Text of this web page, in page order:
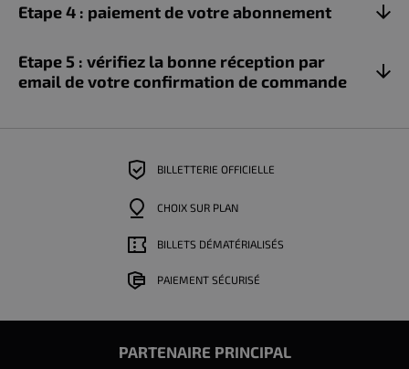
Etape 4 : paiement de votre abonnement
Etape 5 : vérifiez la bonne réception par
email de votre confirmation de commande
BILLETTERIE OFFICIELLE
CHOIX SUR PLAN
BILLETS DÉMATÉRIALISÉS
PAIEMENT SÉCURISÉ
PARTENAIRE PRINCIPAL